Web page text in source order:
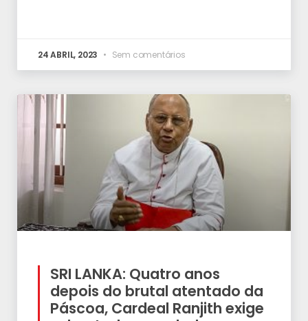
24 ABRIL, 2023 Sem comentários
SRI LANKA: Quatro anos
depois do brutal atentado da
Páscoa, Cardeal Ranjith exige